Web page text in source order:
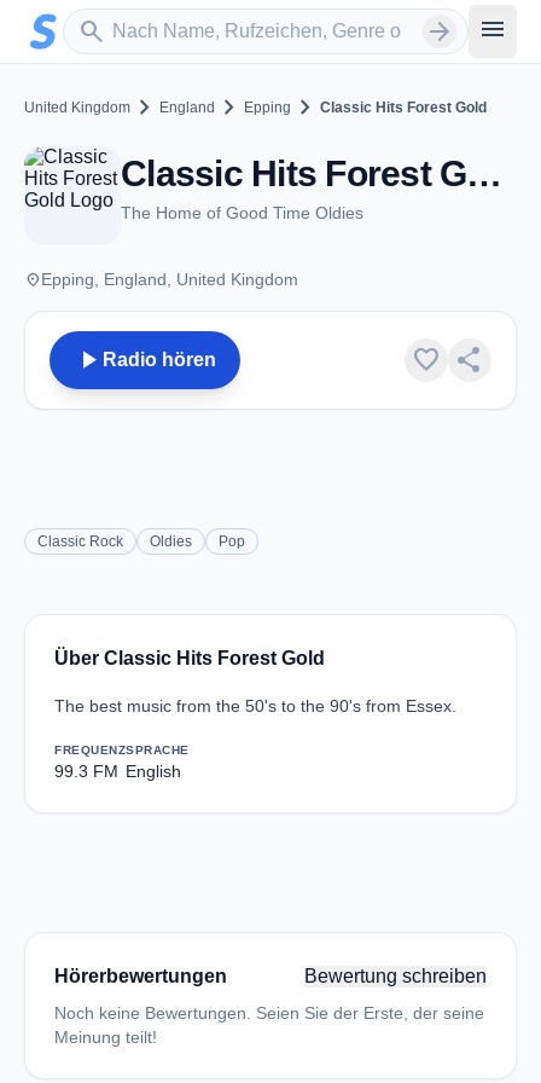
Zum Hauptinhalt springen
search
Sender suchen arrow_forward menu
United Kingdom chevron_right England chevron_right Epping chevron_right Classic Hits Forest Gold
Classic Hits Forest Gold - FM 99.3 - Epping
The Home of Good Time Oldies
placeEpping, England, United Kingdom
play_arrow Radio hören favorite share
Classic Rock Oldies Pop
Über Classic Hits Forest Gold
The best music from the 50's to the 90's from Essex.
FREQUENZ
99.3 FM
SPRACHE
English
Hörerbewertungen Bewertung schreiben
Noch keine Bewertungen. Seien Sie der Erste, der seine
Meinung teilt!